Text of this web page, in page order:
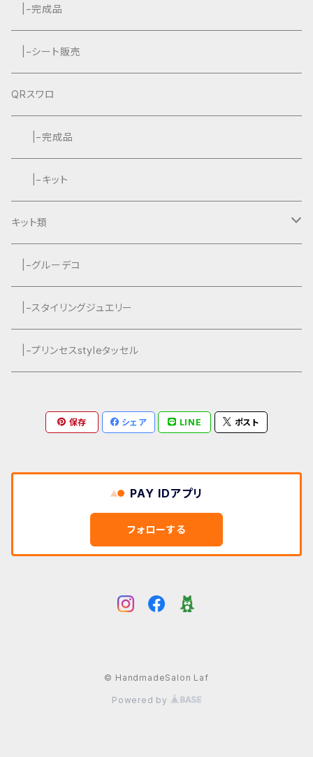
数秘＆カラー®︎コラボ作品
|−完成品
|−シート販売
QRスワロ
|−完成品
|−キット
キット類
グルーデコ
|−グルーデコ
|−スタイリングジュエリー
|−プリンセスstyleタッセル
保存 シェア LINE ポスト
PAY IDアプリ
フォローする
© HandmadeSalon Laf
Powered by